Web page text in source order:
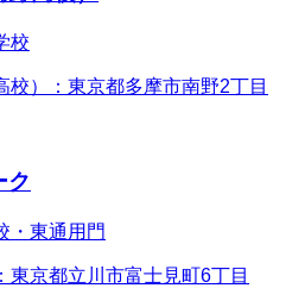
校
校）：東京都多摩市南野2丁目
ク
・東通用門
東京都立川市富士見町6丁目